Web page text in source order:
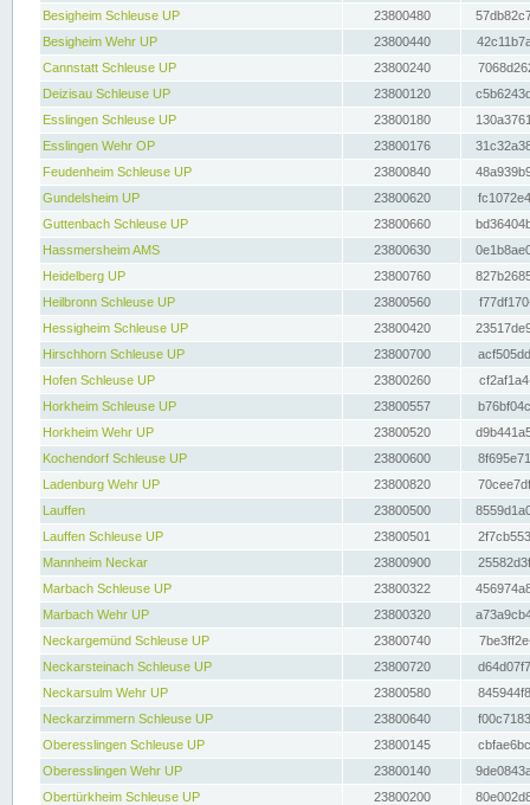
Besigheim Schleuse UP
23800480
Besigheim Wehr UP
23800440
Cannstatt Schleuse UP
23800240
Deizisau Schleuse UP
23800120
Esslingen Schleuse UP
23800180
Esslingen Wehr OP
23800176
Feudenheim Schleuse UP
23800840
Gundelsheim UP
23800620
Guttenbach Schleuse UP
23800660
Hassmersheim AMS
23800630
Heidelberg UP
23800760
Heilbronn Schleuse UP
23800560
Hessigheim Schleuse UP
23800420
Hirschhorn Schleuse UP
23800700
Hofen Schleuse UP
23800260
Horkheim Schleuse UP
23800557
Horkheim Wehr UP
23800520
Kochendorf Schleuse UP
23800600
Ladenburg Wehr UP
23800820
Lauffen
23800500
Lauffen Schleuse UP
23800501
Mannheim Neckar
23800900
Marbach Schleuse UP
23800322
Marbach Wehr UP
23800320
Neckargemünd Schleuse UP
23800740
Neckarsteinach Schleuse UP
23800720
Neckarsulm Wehr UP
23800580
Neckarzimmern Schleuse UP
23800640
Oberesslingen Schleuse UP
23800145
Oberesslingen Wehr UP
23800140
Obertürkheim Schleuse UP
23800200